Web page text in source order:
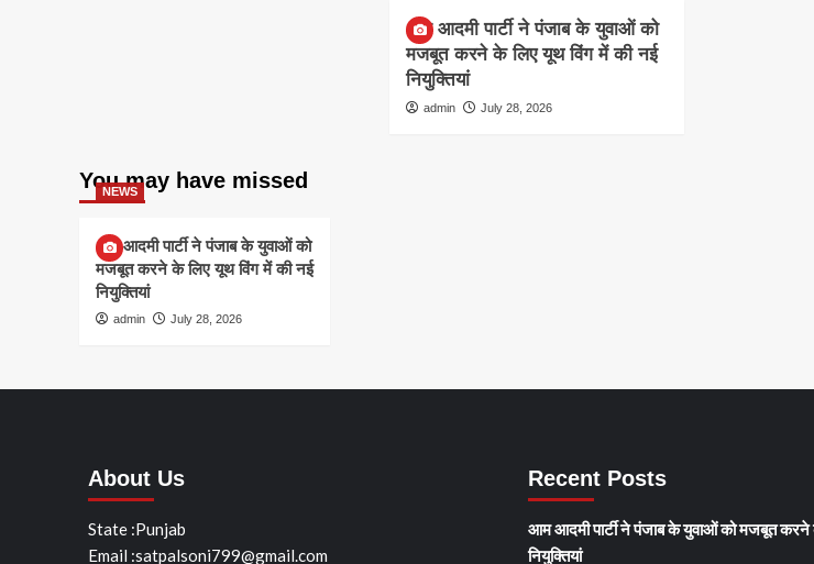
आम आदमी पार्टी ने पंजाब के युवाओं को
मजबूत करने के लिए यूथ विंग में की नई
नियुक्तियां
admin July 28, 2026
You may have missed
NEWS
आम आदमी पार्टी ने पंजाब के युवाओं को
मजबूत करने के लिए यूथ विंग में की नई
नियुक्तियां
admin July 28, 2026
About Us
State :Punjab
Email :satpalsoni799@gmail.com
Recent Posts
आम आदमी पार्टी ने पंजाब के युवाओं को मजबूत करने
नियुक्तियां